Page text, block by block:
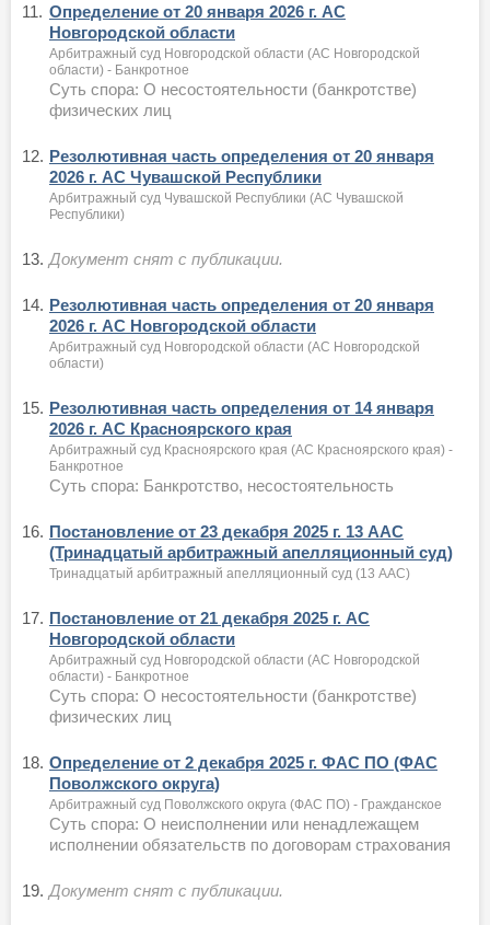
11. Определение от 20 января 2026 г. АС
Новгородской области
Арбитражный суд Новгородской области (АС Новгородской
области) - Банкротное
Суть спора: О несостоятельности (банкротстве)
физических лиц
12. Резолютивная часть определения от 20 января
2026 г. АС Чувашской Республики
Арбитражный суд Чувашской Республики (АС Чувашской
Республики)
13. Документ снят с публикации.
14. Резолютивная часть определения от 20 января
2026 г. АС Новгородской области
Арбитражный суд Новгородской области (АС Новгородской
области)
15. Резолютивная часть определения от 14 января
2026 г. АС Красноярского края
Арбитражный суд Красноярского края (АС Красноярского края) -
Банкротное
Суть спора: Банкротство, несостоятельность
16. Постановление от 23 декабря 2025 г. 13 ААС
(Тринадцатый арбитражный апелляционный суд)
Тринадцатый арбитражный апелляционный суд (13 ААС)
17. Постановление от 21 декабря 2025 г. АС
Новгородской области
Арбитражный суд Новгородской области (АС Новгородской
области) - Банкротное
Суть спора: О несостоятельности (банкротстве)
физических лиц
18. Определение от 2 декабря 2025 г. ФАС ПО (ФАС
Поволжского округа)
Арбитражный суд Поволжского округа (ФАС ПО) - Гражданское
Суть спора: О неисполнении или ненадлежащем
исполнении обязательств по договорам страхования
19. Документ снят с публикации.